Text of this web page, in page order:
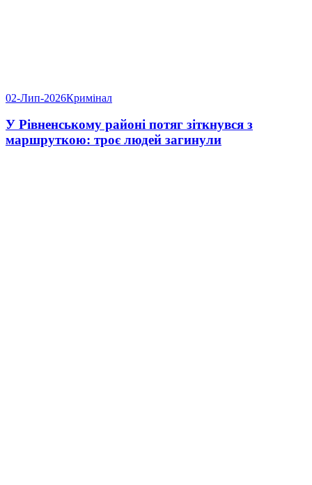
02-Лип-2026Кримінал
У Рівненському районі потяг зіткнувся з
маршруткою: троє людей загинули